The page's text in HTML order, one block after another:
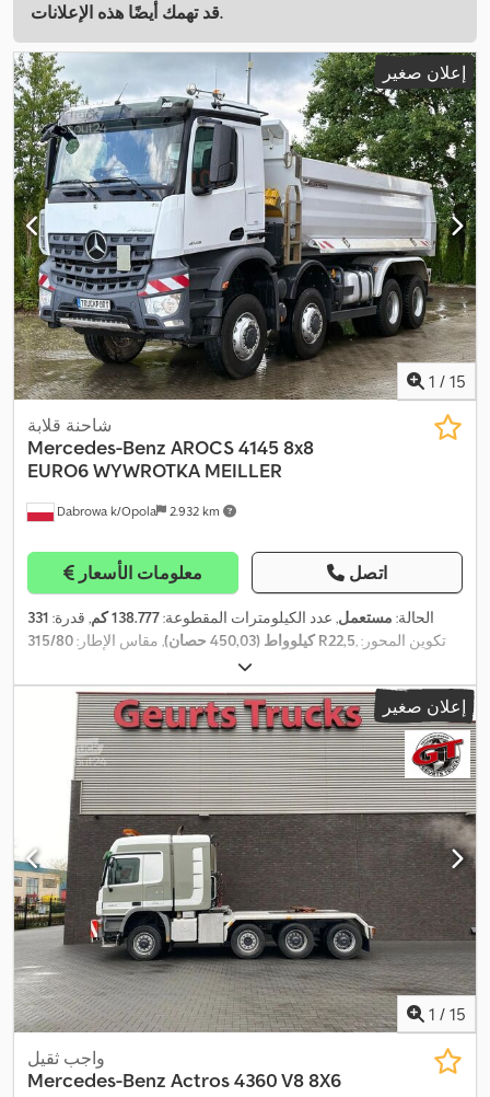
قد تهمك أيضًا هذه الإعلانات.
إعلان صغير
1 / 15
Dabrowa k/Opola 2.932 km
شاحنة قلابة
Mercedes-Benz AROCS 4145 8x8
EURO6 WYWROTKA MEILLER
معلومات الأسعار اتصل
الحالة: مستعمل, عدد الكيلومترات المقطوعة:138.777 كم , قدرة: 331
كيلوواط (450,03 حصان)
, مقاس الإطار: 315/80 R22,5 , تكوين المحور:
, فئة الانبعاثات:
الطول الكلي:9.180 مم , العرض الكلي:2.550 مم , الارتفاع الكلي:3.750
مم, سنة الصنع:2021, معدات:تكييف الهواء, تنظيم النوافذ الكهربائي, قفل
التروس التفاضلية, قفل مركزي, مرآة كهربائية, نظام الفرامل المانعة
للانغلاق (ABS),
إعلان صغير
1 / 15
واجب ثقيل
Mercedes-Benz Actros 4360 V8 8X6